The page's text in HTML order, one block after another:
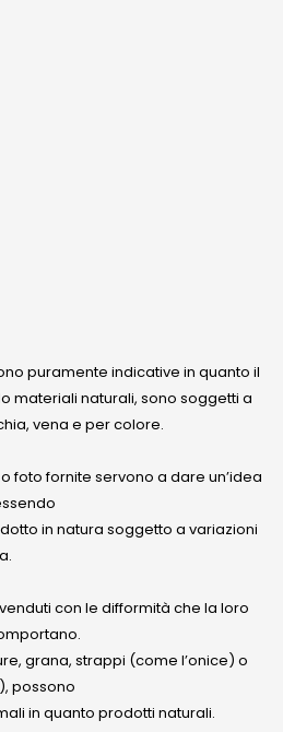
puramente indicative in quanto il
materiali naturali, sono soggetti a
vena e per colore.
foto fornite servono a dare un’idea
in natura soggetto a variazioni
con le difformità che la loro
grana, strappi (come l’onice) o
possono
in quanto prodotti naturali.